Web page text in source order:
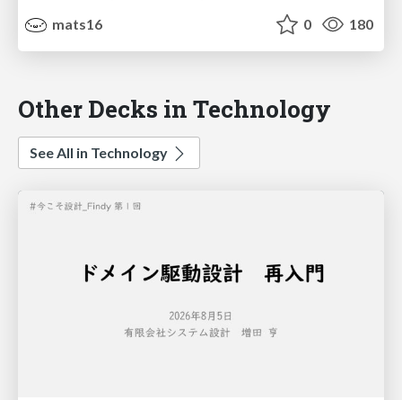
mats16
0 180
Other Decks in Technology
See All in Technology